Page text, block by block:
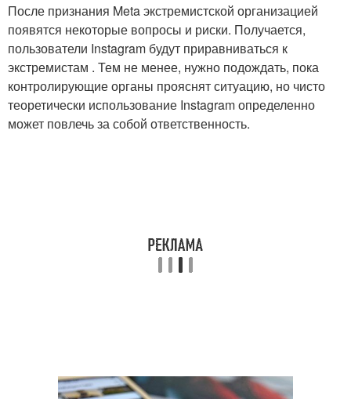
После признания Meta экстремистской организацией
появятся некоторые вопросы и риски. Получается,
пользователи Instagram будут приравниваться к
экстремистам . Тем не менее, нужно подождать, пока
контролирующие органы прояснят ситуацию, но чисто
теоретически использование Instagram определенно
может повлечь за собой ответственность.